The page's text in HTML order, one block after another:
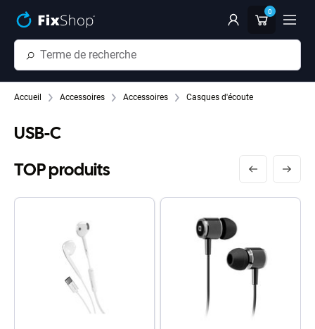
0
Accueil Accessoires Accessoires Casques d'écoute
USB-C
TOP produits